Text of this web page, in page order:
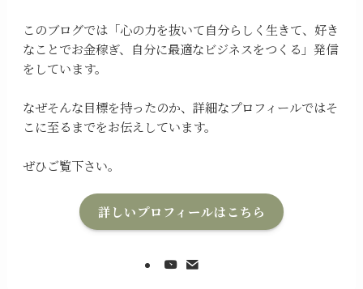
このブログでは「心の力を抜いて自分らしく生きて、好き
なことでお金稼ぎ、自分に最適なビジネスをつくる」発信
をしています。
なぜそんな目標を持ったのか、詳細なプロフィールではそ
こに至るまでをお伝えしています。
ぜひご覧下さい。
詳しいプロフィールはこちら